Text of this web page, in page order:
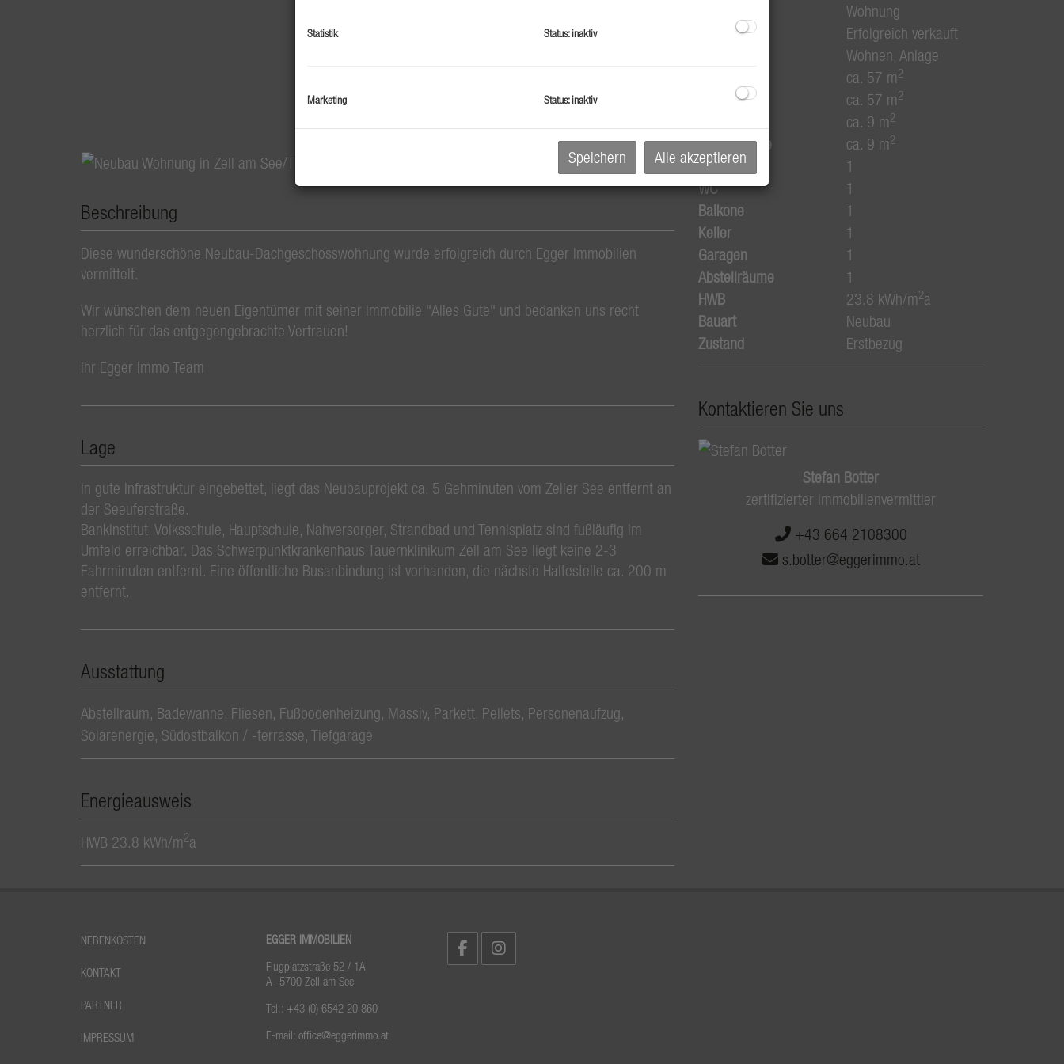
Beschreibung
Diese wunderschöne Neubau-Dachgeschosswohnung wurde erfolgreich durch Egger Immobilien
vermittelt.
Wir wünschen dem neuen Eigentümer mit seiner Immobilie "Alles Gute" und bedanken uns recht
herzlich für das entgegengebrachte Vertrauen!
Ihr Egger Immo Team
Lage
In gute Infrastruktur eingebettet, liegt das Neubauprojekt ca. 5 Gehminuten vom Zeller See entfernt an
der Seeuferstraße.
Bankinstitut, Volksschule, Hauptschule, Nahversorger, Strandbad und Tennisplatz sind fußläufig im
Umfeld erreichbar. Das Schwerpunktkrankenhaus Tauernklinikum Zell am See liegt keine 2-3
Fahrminuten entfernt. Eine öffentliche Busanbindung ist vorhanden, die nächste Haltestelle ca. 200 m
entfernt.
Ausstattung
Abstellraum Badewanne Fliesen Fußbodenheizung Massiv Parkett Pellets Personenaufzug
Solarenergie Südostbalkon / -terrasse Tiefgarage
Energieausweis
HWB 23.8 kWh/m2a
Wohnung
Kaufpreis
Erfolgreich verkauft
Wohnen Anlage
ca. 57 m2
Wohnfläche ca. 57 m2
ca. 9 m2
Balkonfläche ca. 9 m2
Bäder
1
WC
1
Balkone
1
Keller
1
Garagen
1
Abstellräume
1
HWB
23.8 kWh/m2a
Bauart
Neubau
Zustand
Erstbezug
Kontaktieren Sie uns
Stefan Botter
zertifizierter Immobilienvermittler
+43 664 2108300
s.botter@eggerimmo.at
NEBENKOSTEN
KONTAKT
PARTNER
IMPRESSUM
EGGER IMMOBILIEN
Flugplatzstraße 52 / 1A
A- 5700 Zell am See
Tel.: +43 (0) 6542 20 860
E-mail: office@eggerimmo.at
Statistik Status: inaktiv
Marketing Status: inaktiv
Speichern Alle akzeptieren